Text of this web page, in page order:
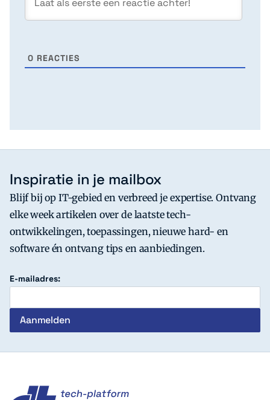
0 REACTIES
Inspiratie in je mailbox
Blijf bij op IT-gebied en verbreed je expertise. Ontvang
elke week artikelen over de laatste tech-
ontwikkelingen, toepassingen, nieuwe hard- en
software én ontvang tips en aanbiedingen.
E-mailadres: